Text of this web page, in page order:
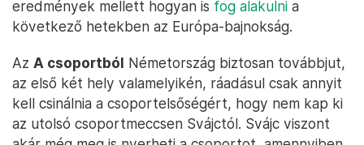
eredmények mellett hogyan is fog alakulni a
következő hetekben az Európa-bajnokság.
Az A csoportból Németország biztosan továbbjut,
az első két hely valamelyikén, ráadásul csak annyit
kell csinálnia a csoportelsőségért, hogy nem kap ki
az utolsó csoportmeccsen Svájctól. Svájc viszont